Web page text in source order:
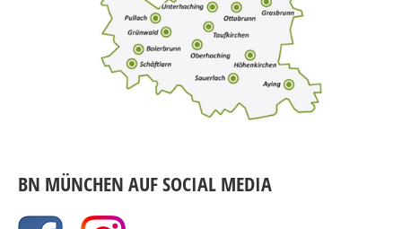
BN MÜNCHEN AUF SOCIAL MEDIA